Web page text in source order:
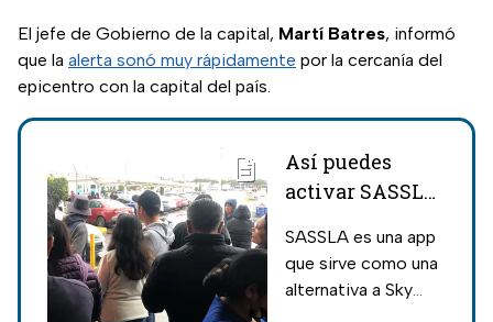
El jefe de Gobierno de la capital, Martí Batres, informó
que la alerta sonó muy rápidamente por la cercanía del
epicentro con la capital del país.
Así puedes
activar SASSLA
mexicana que
funciona como
SASSLA es una app
que sirve como una
alternativa a Sky